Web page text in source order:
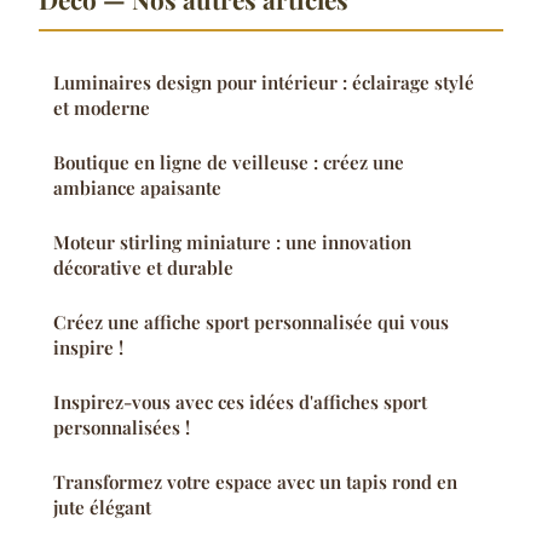
Luminaires design pour intérieur : éclairage stylé
et moderne
Boutique en ligne de veilleuse : créez une
ambiance apaisante
Moteur stirling miniature : une innovation
décorative et durable
Créez une affiche sport personnalisée qui vous
inspire !
Inspirez-vous avec ces idées d'affiches sport
personnalisées !
Transformez votre espace avec un tapis rond en
jute élégant